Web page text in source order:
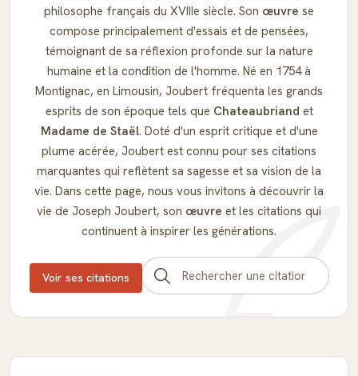
philosophe français du XVIIIe siècle. Son œuvre se
compose principalement d'essais et de pensées,
témoignant de sa réflexion profonde sur la nature
humaine et la condition de l'homme. Né en 1754 à
Montignac, en Limousin, Joubert fréquenta les grands
esprits de son époque tels que Chateaubriand et
Madame de Staël. Doté d'un esprit critique et d'une
plume acérée, Joubert est connu pour ses citations
marquantes qui reflètent sa sagesse et sa vision de la
vie. Dans cette page, nous vous invitons à découvrir la
vie de Joseph Joubert, son œuvre et les citations qui
continuent à inspirer les générations.
Voir ses citations